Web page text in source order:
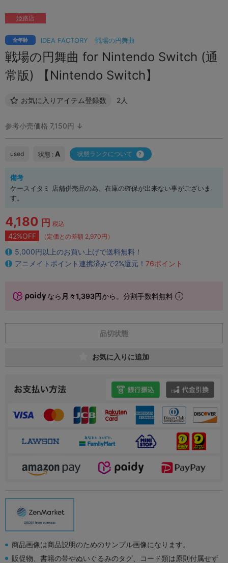
IDEA FACTORY 戦場の円舞曲
全年齢
戦場の円舞曲 for Nintendo Switch (通
常版) 【Nintendo Switch】
お気に入りアイテム登録数 2人
姫路店
参考小売価格 7,150円 ↓
used 状態 : A 状態ランクについて
備考
ケースイタミ 店舗併売品の為、在庫の確保が出来ない事がございま
す。
4,180 円 税込
42%OFF （定価との差額 2,970円）
5,000円以上のお買い上げで送料無料！
アニメイトポイント連携済みで2%還元！ 76ポイント
なら 月々1,393円から。分割手数料無料
品切状態
お気に入りに追加
商品画像は商品説明のためのサンプル画像になります。
販促物、書籍の帯やぬいぐるみのタグ、コード類は原則付属せず